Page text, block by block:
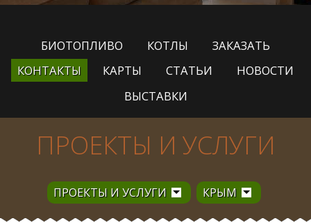
БИОТОПЛИВО КОТЛЫ
ЗАКАЗАТЬ
КОНТАКТЫ
КАРТЫ СТАТЬИ
НОВОСТИ
ВЫСТАВКИ
ПРОЕКТЫ И УСЛУГИ
ПРОЕКТЫ И УСЛУГИ КРЫМ